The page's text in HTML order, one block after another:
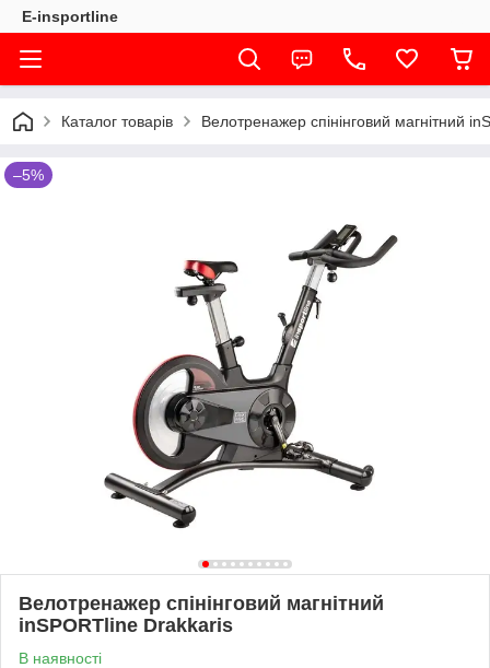
E-insportline
Каталог товарів Велотренажер спінінговий магнітний
–5%
Велотренажер спінінговий магнітний
inSPORTline Drakkaris
В наявності